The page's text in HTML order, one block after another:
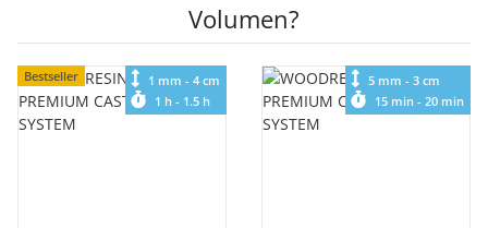
Volumen?
Bestseller
1 mm - 4 cm
1 h - 1.5 h
5 mm - 3 cm
15 min - 20 min